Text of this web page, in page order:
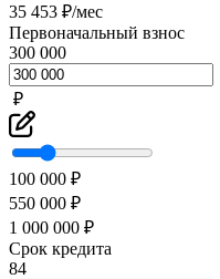
35 453 ₽/мес
Первоначальный взнос
300 000
₽
100 000 ₽
550 000 ₽
1 000 000 ₽
Срок кредита
84